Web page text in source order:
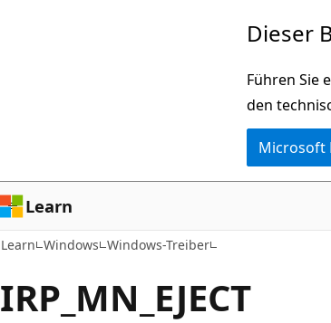
Dieser
Führen Sie
den
Microsoft
Learn
Learn Windows Windows-Treiber
IRP_MN_EJECT